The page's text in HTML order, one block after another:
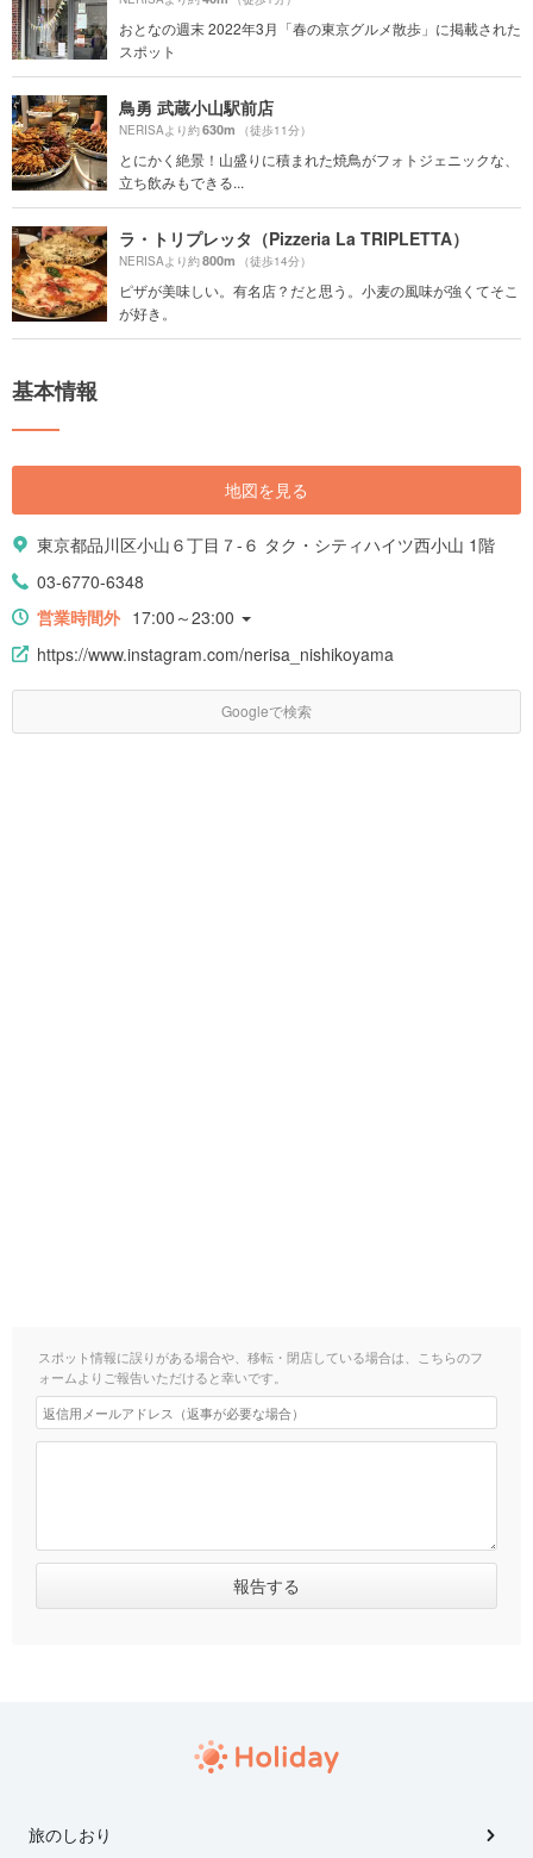
おとなの週末 2022年3月「春の東京グルメ散歩」に掲載された
スポット
鳥勇 武蔵小山駅前店
NERISAより約630m （徒歩11分）
とにかく絶景！山盛りに積まれた焼鳥がフォトジェニックな、
立ち飲みもできる...
ラ・トリプレッタ（Pizzeria La TRIPLETTA）
NERISAより約800m （徒歩14分）
ピザが美味しい。有名店？だと思う。小麦の風味が強くてそこ
が好き。
基本情報
地図を見る
東京都品川区小山６丁目７-６ タク・シティハイツ西小山 1階
03-6770-6348
営業時間外 17:00～23:00
https://www.instagram.com/nerisa_nishikoyama
Googleで検索
スポット情報に誤りがある場合や、移転・閉店している場合は、こちらのフ
ォームよりご報告いただけると幸いです。
旅のしおり